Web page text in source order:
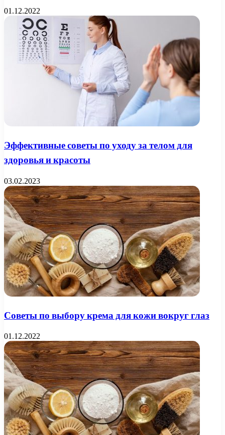
01.12.2022
Эффективные советы по уходу за телом для
здоровья и красоты
03.02.2023
Советы по выбору крема для кожи вокруг глаз
01.12.2022